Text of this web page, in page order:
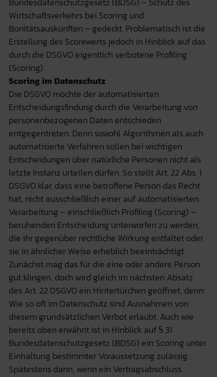
Wirtschaftsverkehrs bei Scoring und
Bonitätsauskünften – gedeckt. Problematisch ist die
Erstellung des Scorewerts jedoch in Hinblick auf das
durch die DSGVO eigentlich verbotene Profiling
(Scoring).
Scoring im Datenschutz
Die DSGVO möchte der automatisierten
Entscheidungsfindung durch die Verarbeitung von
personenbezogenen Daten entschieden
entgegentreten. Denn sowohl Algorithmen als auch
automatisierte Verfahren sollen bei wichtigen
Entscheidungen über natürliche Personen nicht als
letzte Instanz urteilen dürfen. So stellt Art. 22 Abs. 1
DSGVO klar, dass eine betroffene Person das Recht
hat, nicht ausschließlich einer auf automatisierten
Verarbeitung – einschließlich Profiling (Scoring) –
beruhenden Entscheidung unterworfen zu werden,
die ihr gegenüber rechtliche Wirkung entfaltet oder
sie in ähnlicher Weise erheblich beeinträchtigt.
Zunächst mag das für die eine oder andere Person
gut klingen, doch wird gleich im nächsten Absatz
des Art. 22 DSGVO ein Hintertürchen geöffnet, denn:
Wie so oft im Datenschutz sind Ausnahmen von
diesem grundsätzlichen Verbot erlaubt. Auch wie
bereits oben erwähnt ist in Hinblick auf § 31
Bundesdatenschutzgesetz (BDSG) ein Scoring unter
Einhaltung bestimmter Voraussetzung zulässig.
Spätestens dann, wenn ein Vertragsabschluss